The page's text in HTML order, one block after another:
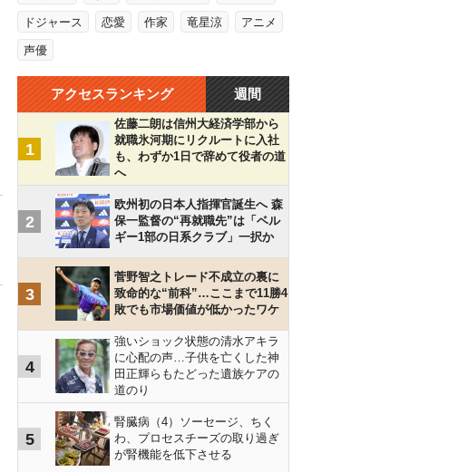
ドジャース 恋愛 作家 竜星涼 アニメ
声優
アクセスランキング 週間
1
佐藤二朗は信州大経済学部から
就職氷河期にリクルートに入社
も、わずか1日で辞めて役者の道
へ
2
欧州初の日本人指揮官誕生へ 森
保一監督の“再就職先”は「ベル
ギー1部の日系クラブ」一択か
3
菅野智之トレード不成立の裏に
致命的な“前科”…ここまで11勝4
敗でも市場価値が低かったワケ
4
強いショック状態の清水アキラ
に心配の声…子供を亡くした神
田正輝らもたどった遺族ケアの
道のり
5
腎臓病（4）ソーセージ、ちく
わ、プロセスチーズの取り過ぎ
が腎機能を低下させる